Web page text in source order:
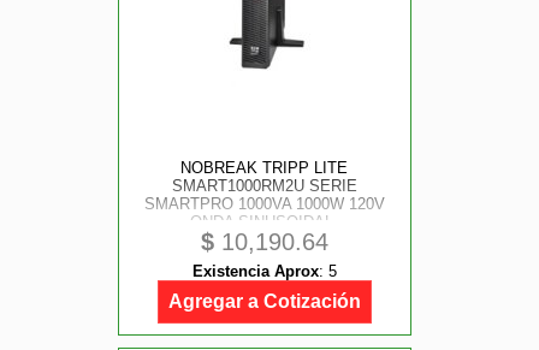
NOBREAK TRIPP LITE
SMART1000RM2U SERIE
SMARTPRO 1000VA 1000W 120V
ONDA SINUSOIDAL,
INTERACTIVO, 8 CONTACTOS,
OPCION DE TARJETA DE RED,
LCD, USB, DB9, 2U RACK/ TORRE.
GARANTIA 2 AÑOS.
$ 10,190.64
Existencia Aprox: 5
Agregar a Cotización